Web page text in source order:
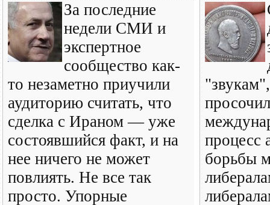
За последние
недели СМИ и
экспертное
сообщество как-
то незаметно приучили
аудиторию считать, что
сделка с Ираном — уже
состоявшийся факт, и на
нее ничего не может
повлиять. Не все так
просто. Упорные
процесс
борьбы